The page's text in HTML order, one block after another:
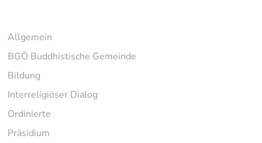
Allgemein
BGÖ Buddhistische Gemeinde
Bildung
Interreligiöser Dialog
Ordinierte
Präsidium